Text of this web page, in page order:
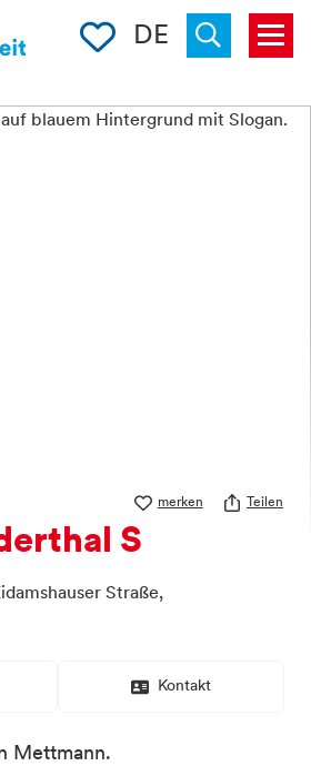
Menü
Merkliste
DE
merken Teilen
S
Straße,
Kontakt
Mettmann.